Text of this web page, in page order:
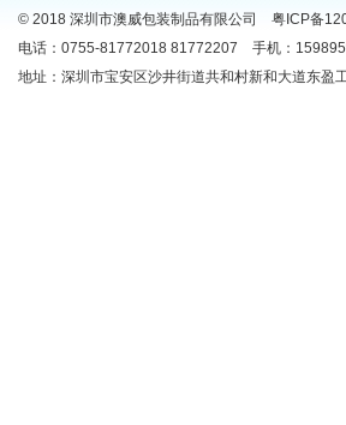
© 2018 深圳市澳威包装制品有限公司 粤ICP备
电话：0755-81772018 81772207 手机：
地址：深圳市宝安区沙井街道共和村新和大道东